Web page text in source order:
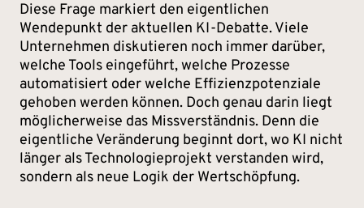
Diese Frage markiert den eigentlichen
Wendepunkt der aktuellen KI-Debatte. Viele
Unternehmen diskutieren noch immer darüber,
welche Tools eingeführt, welche Prozesse
automatisiert oder welche Effizienzpotenziale
gehoben werden können. Doch genau darin liegt
möglicherweise das Missverständnis. Denn die
eigentliche Veränderung beginnt dort, wo KI nicht
länger als Technologieprojekt verstanden wird,
sondern als neue Logik der Wertschöpfung.